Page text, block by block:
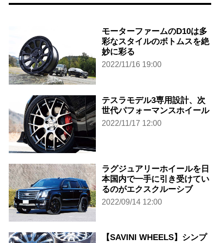
モーターファームのD10は多
彩なスタイルのボトムスを絶
妙に彩る
2022/11/16 19:00
テスラモデル3専用設計、次
世代パフォーマンスホイール
2022/11/17 12:00
ラグジュアリーホイールを日
本国内で一手に引き受けてい
るのがエクスクルーシブ
2022/09/14 12:00
【SAVINI WHEELS】シンプ